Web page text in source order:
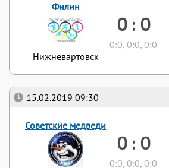
15.02.2019 09:30
Советские медведи
0 : 0
0:0, 0:0, 0:0
Филин
Нижневартовск
0 : 0
0:0, 0:0, 0:0